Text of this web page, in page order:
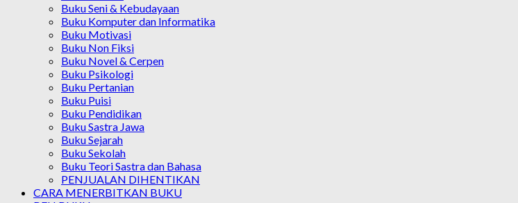
Buku Seni & Kebudayaan
Buku Komputer dan Informatika
Buku Motivasi
Buku Non Fiksi
Buku Novel & Cerpen
Buku Psikologi
Buku Pertanian
Buku Puisi
Buku Pendidikan
Buku Sastra Jawa
Buku Sejarah
Buku Sekolah
Buku Teori Sastra dan Bahasa
PENJUALAN DIHENTIKAN
CARA MENERBITKAN BUKU